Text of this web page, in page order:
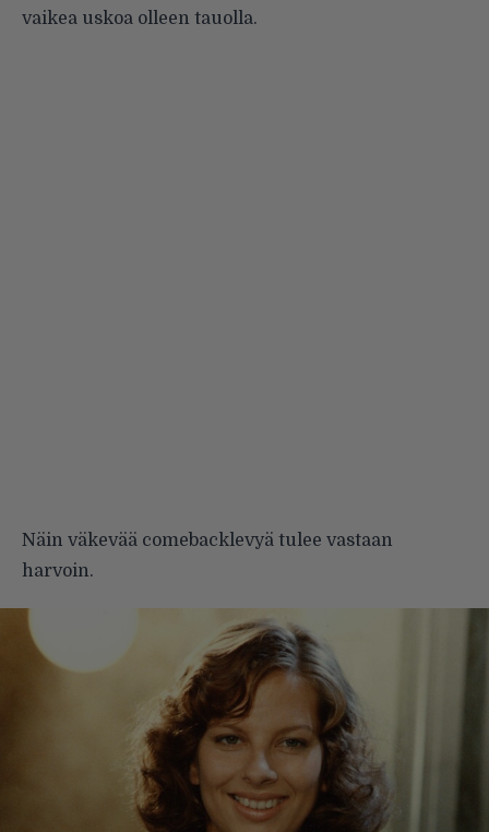
vaikea uskoa olleen tauolla.
Näin väkevää comebacklevyä tulee vastaan
harvoin.